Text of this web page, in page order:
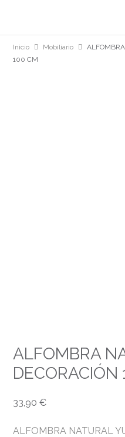
Inicio Mobiliario
100 CM
ALFOMBRA
33,90€
ALFOMBRA NATURAL